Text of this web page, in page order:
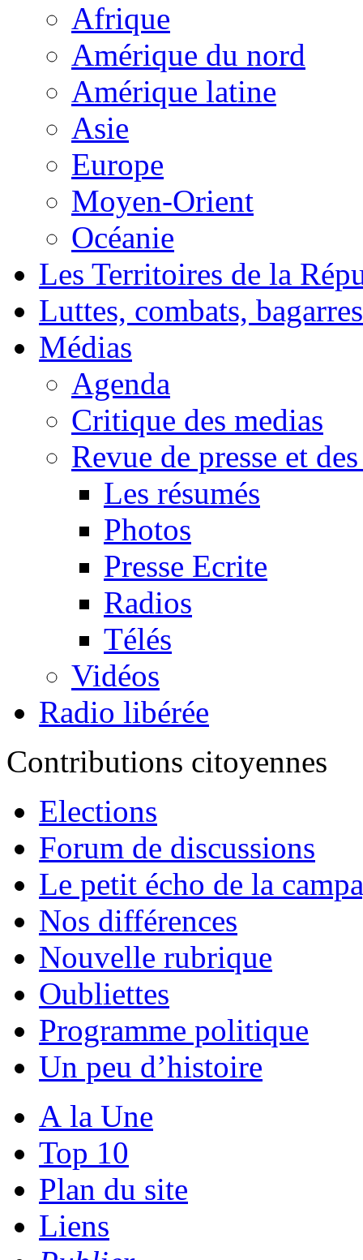
Afrique
Amérique du nord
Amérique latine
Asie
Europe
Moyen-Orient
Océanie
Les Territoires de la
Luttes, combats, bagarres
Médias
Agenda
Critique des medias
Revue de presse et
Les résumés
Photos
Presse Ecrite
Radios
Télés
Vidéos
Radio libérée
Contributions citoyennes
Elections
Forum de discussions
Le petit écho de la
Nos différences
Nouvelle rubrique
Oubliettes
Programme politique
Un peu d’histoire
A la Une
Top 10
Plan du site
Liens